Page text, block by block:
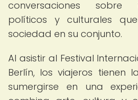
conversaciones sobre
políticos y culturales
sociedad en su conjunto.
Al asistir al Festival
Berlín, los viajeros tienen
sumergirse en una